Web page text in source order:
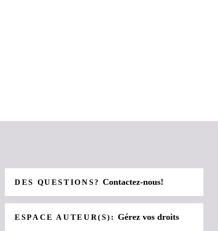
DES QUESTIONS?Contactez-nous!
ESPACE AUTEUR(S): Gérez vos droits